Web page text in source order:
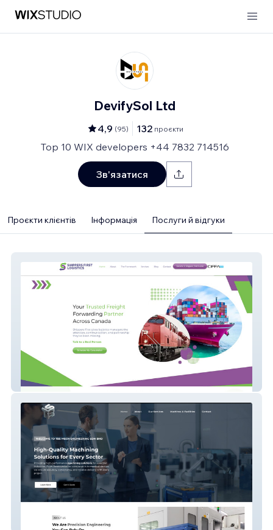
DevifySol Ltd
4,9 (95) 132 проєкти
Top 10 WIX developers +44 7832 714516
Зв'язатися
Проєкти клієнтів Інформація Послуги й відгуки
Shippers First
TBS Mech Engineering Sdn Bhd